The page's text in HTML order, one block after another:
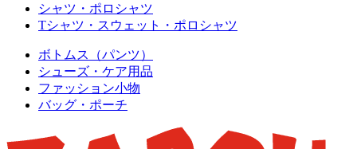
シャツ・ポロシャツ
Tシャツ・スウェット・ポロシャツ
ボトムス（パンツ）
シューズ・ケア用品
ファッション小物
バッグ・ポーチ